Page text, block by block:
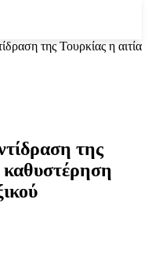
της Τουρκίας η αιτία
της
καθυστέρηση